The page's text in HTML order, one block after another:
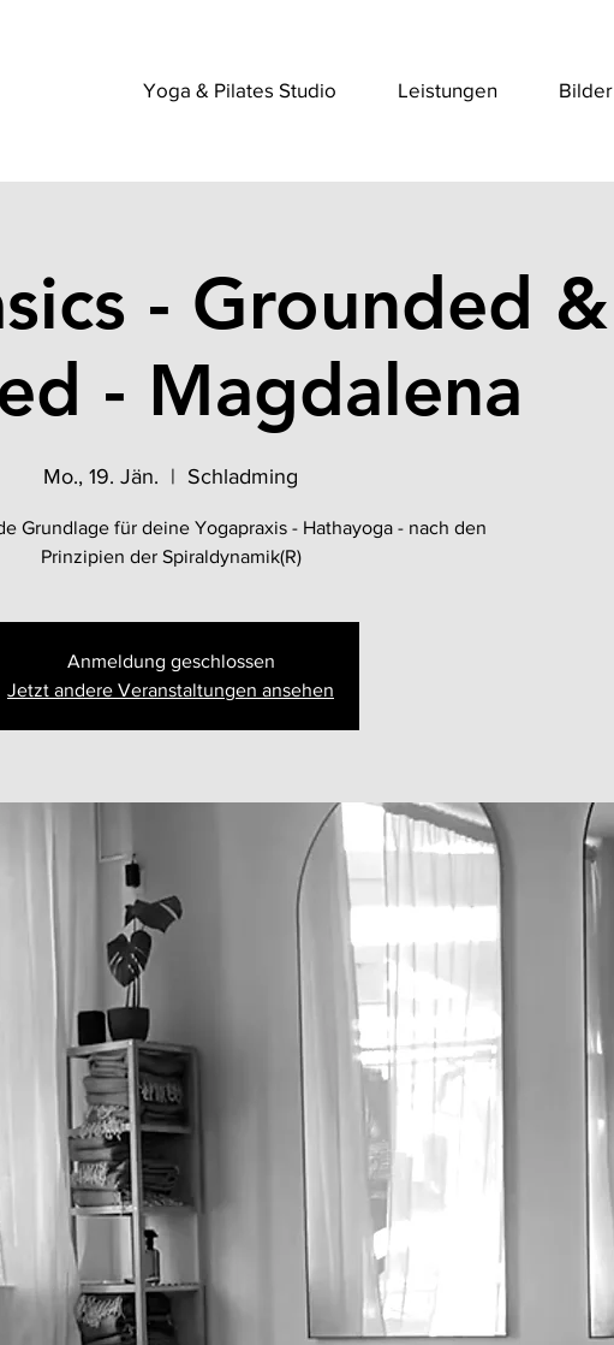
Yoga & Pilates Studio Leistungen Bilder
- Grounded &
- Magdalena
Mo., 19. Jän.
  |
Schladming
Grundlage für deine Yogapraxis - Hathayoga - nach den
Prinzipien der Spiraldynamik(R)
Anmeldung geschlossen
Jetzt andere Veranstaltungen ansehen